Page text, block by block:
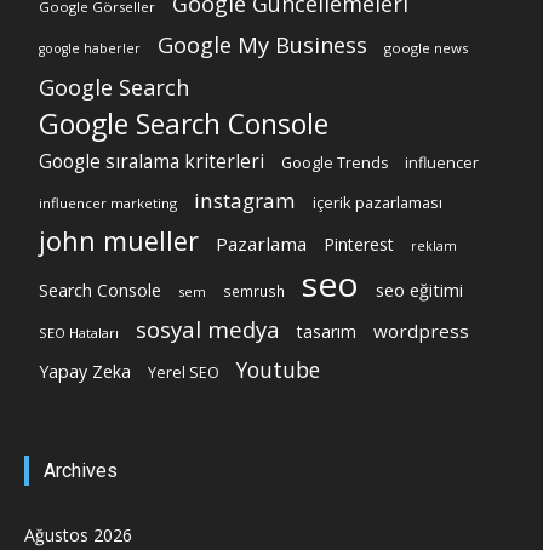
Google Görseller
google haberler Google My Business google news
Google Search
Google Search Console
Google sıralama kriterleri Google Trends influencer
influencer marketing instagram içerik pazarlaması
john mueller Pazarlama Pinterest reklam
Search Console sem semrush seo seo eğitimi
SEO Hataları sosyal medya tasarım wordpress
Yapay Zeka Yerel SEO Youtube
Archives
Ağustos 2026